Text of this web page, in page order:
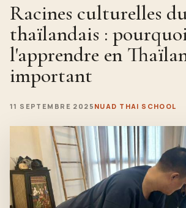
Racines culturelles
thaïlandais :
l'apprendre en
important
11 SEPTEMBRE 2025 NUAD THAI SCHOOL